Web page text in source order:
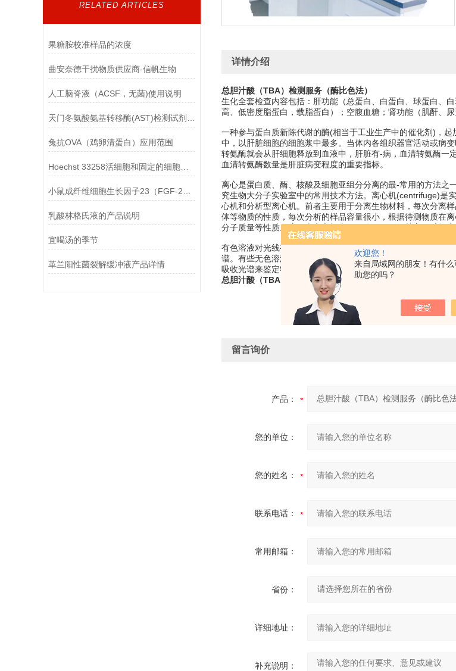
欢迎您！
来自局域网的朋友！有什
助您的吗？
RELATED ARTICLES
果糖胺校准样品的浓度
曲安奈德干扰物质供应商-信帆生物
人工脑脊液（ACSF，无菌)使用说明
兔抗OVA（鸡卵清蛋白）应用范围
Hoechst 33258活细胞和固定的细胞均可标记
乳酸林格氏液的产品说明
宜喝汤的季节
革兰阳性菌裂解缓冲液产品详情
详情介绍
总胆汁酸（TBA）检测服务（酶比色法）
生化全套检查内容包括：肝功能（总蛋白、白蛋白、球蛋白、
高、低密度脂蛋白，载脂蛋白）；空腹血糖；肾功能（肌酐、
一种参与蛋白质新陈代谢的酶(相当于工业生产中的催化剂)，
中，以肝脏细胞的细胞浆中最多。当体内各组织器官活动或病
转氨酶就会从肝细胞释放到血液中，肝脏有-病，血清转氨酶一
血清转氨酶数量是肝脏病变程度的重要指标。
离心是蛋白质、酶、核酸及细胞亚组分分离的最-常用的方法
究生物大分子实验室中的常用技术方法。离心机(centrifuge)是
心机和分析型离心机。前者主要用于分离生物材料，每次分离
体等物质的性质，每次分析的样品容量很小，根据待测物质在
分子质量等性质。这两类离心机由于用途不同，故其主要结构也
有色溶液对光线有选择性的吸收作用，不同物质由于其分子结
谱。有些无色溶液，虽对可见光无吸收作用，但所含物质可以
吸收光谱来鉴定物质性质及含量的技术，其理论依据是Lambert
总胆汁酸（TBA）检测服务（酶比色法）
留言询价
产品：
您的单位：
您的姓名：
联系电话：
常用邮箱：
省份：
详细地址：
补充说明：